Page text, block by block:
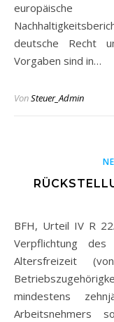
deutsche Recht
Vorgaben sind in…
VonSteuer_Admin
BFH, Urteil IV R 22/22 vom 05.06.2024 Leitsatz Für die
Verpflichtung
Altersfreizeit
mindestens
Arbeitsnehmers